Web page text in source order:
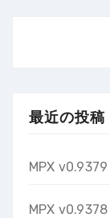
最近の投稿
MPX v0.9379
MPX v0.9378